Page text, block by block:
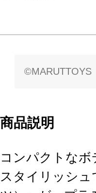
©MARUTTOYS
商品説明
コンパクトな
スタイリッシュ